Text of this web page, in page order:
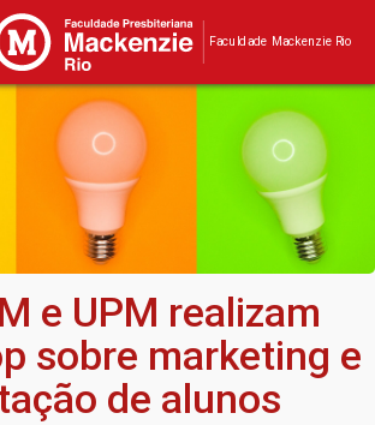
Faculdade Mackenzie Rio
e UPM realizam
sobre marketing e
de alunos